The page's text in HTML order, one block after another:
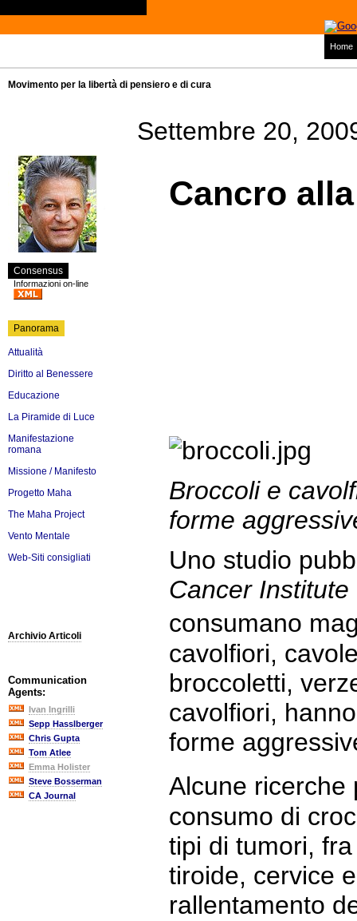
Home
Movimento per la libertà di pensiero e di cura
Consensus
Informazioni on-line
Panorama
Attualità
Diritto al Benessere
Educazione
La Piramide di Luce
Manifestazione
romana
Missione / Manifesto
Progetto Maha
The Maha Project
Vento Mentale
Web-Siti consigliati
Archivio Articoli
Communication
Agents:
Ivan Ingrilli
Sepp Hasslberger
Chris Gupta
Tom Atlee
Emma Holister
Steve Bosserman
CA Journal
Settembre 20,
Cancro
Broccoli e
forme
Uno studio
Cancer Institute
consumano
cavolfiori,
broccoletti,
cavolfiori,
forme
Alcune
consumo di
tipi di tumori,
tiroide, cervice
rallentamento